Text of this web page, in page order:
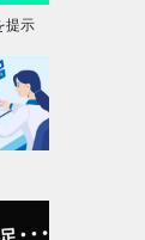
提示